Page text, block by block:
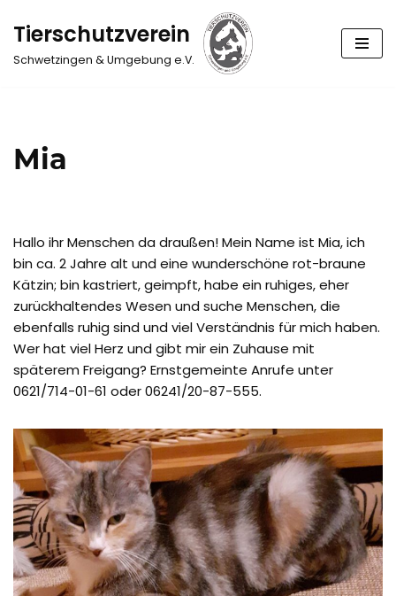
Zum
Inhalt
Tierschutzverein
Schwetzingen & Umgebung e.V.
Mia
Hallo ihr Menschen da draußen! Mein Name ist Mia, ich
bin ca. 2 Jahre alt und eine wunderschöne rot-braune
Kätzin; bin kastriert, geimpft, habe ein ruhiges, eher
zurückhaltendes Wesen und suche Menschen, die
ebenfalls ruhig sind und viel Verständnis für mich haben.
Wer hat viel Herz und gibt mir ein Zuhause mit
späterem Freigang? Ernstgemeinte Anrufe unter
0621/714-01-61 oder 06241/20-87-555.